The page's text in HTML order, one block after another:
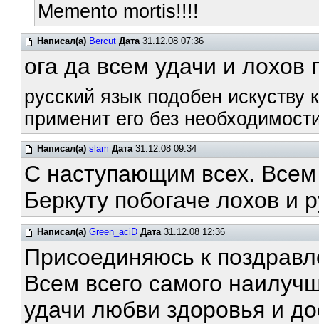
Memento mortis!!!!
Написал(а) Bercut Дата31.12.08 07:36
ога да всем удачи и лохов
русский язык подобен
применит его без
Написал(а) slam Дата31.12.08 09:34
С наступающим всех. Всем
Беркуту побогаче лохов и
Написал(а) Green_aciD Дата31.12.08 12:36
Присоединяюсь к
Всем всего самого
удачи любви здоровья и